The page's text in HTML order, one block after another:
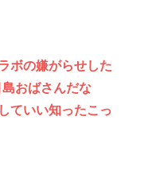
ボの嫌がらせした
おばさんだな
ていい知ったこっ